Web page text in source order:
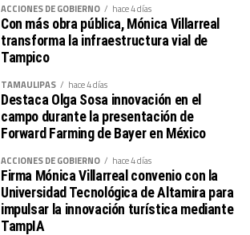
ACCIONES DE GOBIERNO hace 4 días
Con más obra pública, Mónica Villarreal
transforma la infraestructura vial de
Tampico
TAMAULIPAS hace 4 días
Destaca Olga Sosa innovación en el
campo durante la presentación de
Forward Farming de Bayer en México
ACCIONES DE GOBIERNO hace 4 días
Firma Mónica Villarreal convenio con la
Universidad Tecnológica de Altamira para
impulsar la innovación turística mediante
TampIA